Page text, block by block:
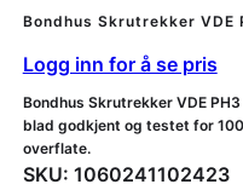
Bondhus Skrutrekker VDE
Logg inn for å se pris
Bondhus Skrutrekker VDE
blad godkjent og testet for
overflate.
SKU: 1060241102423